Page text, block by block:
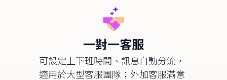
一對一客服
可設定上下班時間、訊息自動分流，
適用於大型客服團隊；外加客服滿意